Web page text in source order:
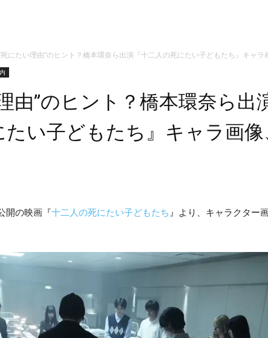
死にたい理由”のヒント？橋本環奈ら出演『十二人の死にたい子どもたち』キャラ
由”のヒント？橋本環奈ら出
たい子どもたち』キャラ画像
開の映画『十二人の死にたい子どもたち 』より、キャラクター